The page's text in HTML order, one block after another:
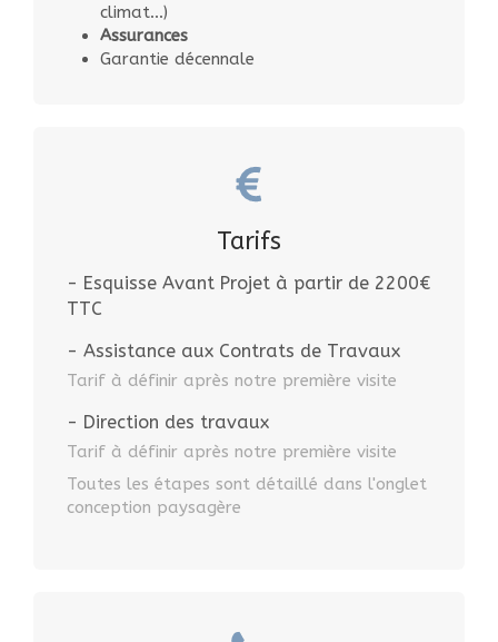
climat...)
Assurances
Garantie décennale
Tarifs
- Esquisse Avant Projet à partir de 2200€
TTC
- Assistance aux Contrats de Travaux
Tarif à définir après notre première visite
- Direction des travaux
Tarif à définir après notre première visite
Toutes les étapes sont détaillé dans l'onglet
conception paysagère